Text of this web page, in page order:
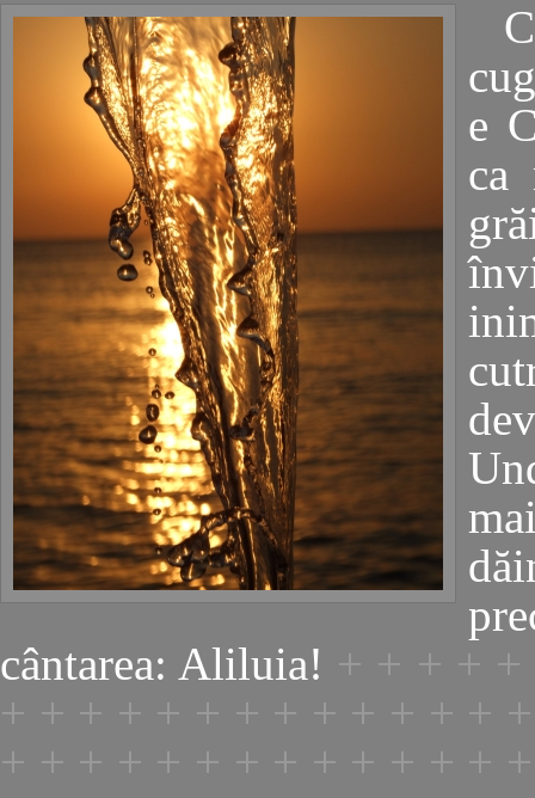
e
ca
cântarea: Aliluia! + + + +
+ + + + + + + + + + + + +
+ + + + + + + + + + + + +